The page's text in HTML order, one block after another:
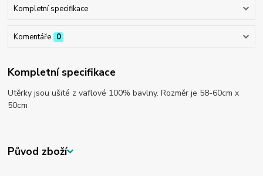
Kompletní specifikace
Komentáře 0
Kompletní specifikace
Utěrky jsou ušité z vaflové 100% bavlny. Rozměr je 58-60cm x
50cm
Původ zboží